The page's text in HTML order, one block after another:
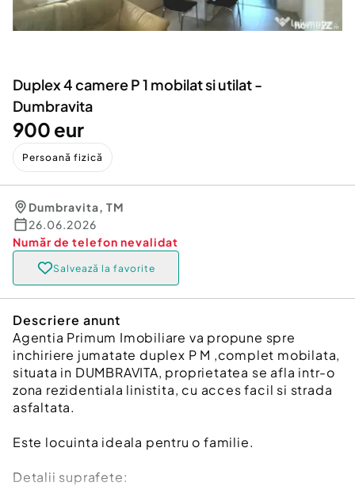
Servicii
Inchiriere Bunuri si Vehicule
Utilaje agricole si industriale
Piese auto si accesorii
Duplex 4 camere P 1 mobilat si utilat -
Dumbravita
900 eur
Persoană fizică
Dumbravita, TM
26.06.2026
Număr de telefon nevalidat
Salvează la favorite
Descriere anunt
Agentia Primum Imobiliare va propune spre
inchiriere jumatate duplex P M ,complet mobilata,
situata in DUMBRAVITA, proprietatea se afla intr-o
zona rezidentiala linistita, cu acces facil si strada
asfaltata.
Este locuinta ideala pentru o familie.
Detalii suprafete: